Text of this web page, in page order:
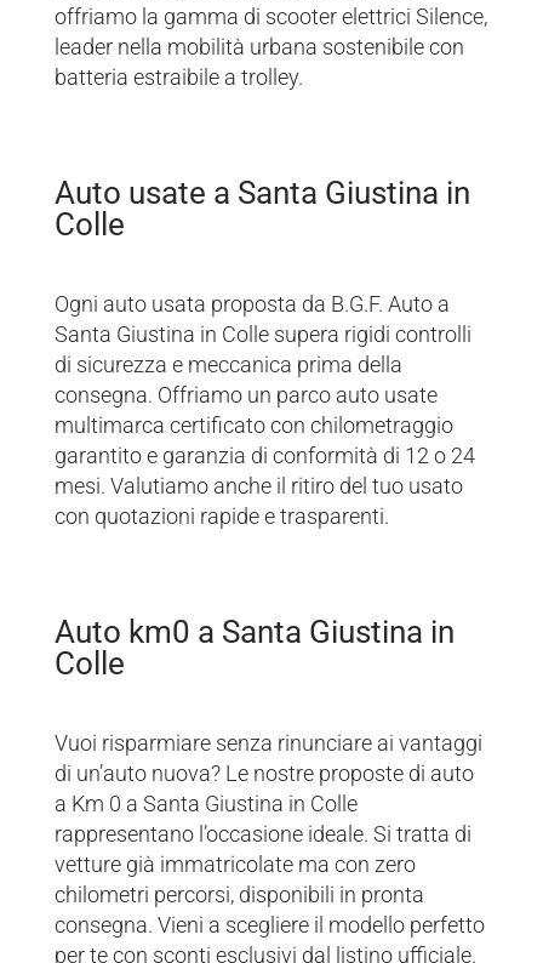
offriamo la gamma di scooter elettrici Silence,
leader nella mobilità urbana sostenibile con
batteria estraibile a trolley.
Auto usate a Santa Giustina in
Colle
Ogni auto usata proposta da B.G.F. Auto a
Santa Giustina in Colle supera rigidi controlli
di sicurezza e meccanica prima della
consegna. Offriamo un parco auto usate
multimarca certificato con chilometraggio
garantito e garanzia di conformità di 12 o 24
mesi. Valutiamo anche il ritiro del tuo usato
con quotazioni rapide e trasparenti.
Auto km0 a Santa Giustina in
Colle
Vuoi risparmiare senza rinunciare ai vantaggi
di un’auto nuova? Le nostre proposte di auto
a Km 0 a Santa Giustina in Colle
rappresentano l’occasione ideale. Si tratta di
vetture già immatricolate ma con zero
chilometri percorsi, disponibili in pronta
consegna. Vieni a scegliere il modello perfetto
per te con sconti esclusivi dal listino ufficiale.